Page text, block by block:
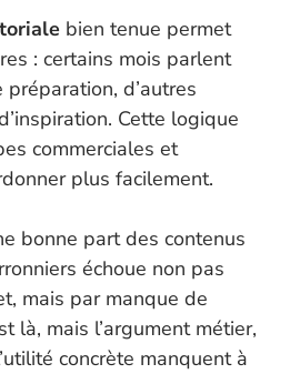
bien tenue permet
: certains mois parlent
préparation, d’autres
Cette logique
commerciales et
plus facilement.
bonne part des contenus
échoue non pas
mais par manque de
là, mais l’argument métier,
concrète manquent à